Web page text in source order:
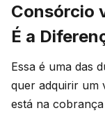
Consórcio
É a
Essa é uma das
quer adquirir um
está na